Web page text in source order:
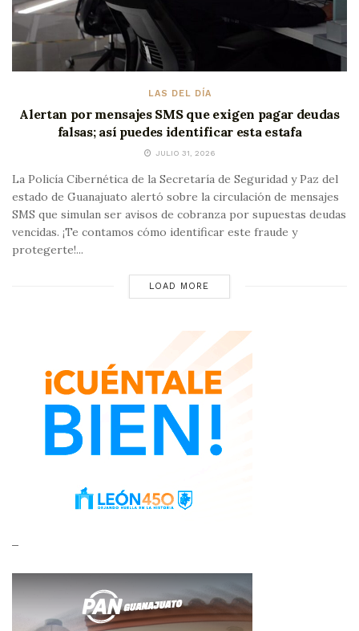
LAS DEL DÍA
Alertan por mensajes SMS que exigen pagar deudas
falsas; así puedes identificar esta estafa
JULIO 31, 2026
La Policía Cibernética de la Secretaría de Seguridad y Paz del
estado de Guanajuato alertó sobre la circulación de mensajes
SMS que simulan ser avisos de cobranza por supuestas deudas
vencidas. ¡Te contamos cómo identificar este fraude y
protegerte!...
LOAD MORE